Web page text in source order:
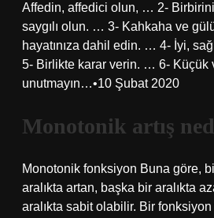
Affedin, affedici olun, … 2-
saygılı olun. … 3- Kahkaha ve
hayatınıza dahil edin. … 4- İyi,
5- Birlikte karar verin. … 6- Küçük
unutmayın…•10 Şubat 2020
Monotonik artış
Monotonik fonksiyon Buna göre,
aralıkta artan, başka bir aralıkta
aralıkta sabit olabilir. Bir fonksiyon